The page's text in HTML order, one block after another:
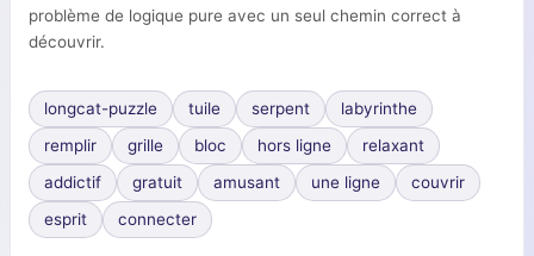
problème de logique pure avec un seul chemin correct à
découvrir.
longcat-puzzle tuile serpent
labyrinthe
remplir
grille bloc hors ligne
relaxant
addictif
gratuit amusant une ligne
couvrir
esprit
connecter